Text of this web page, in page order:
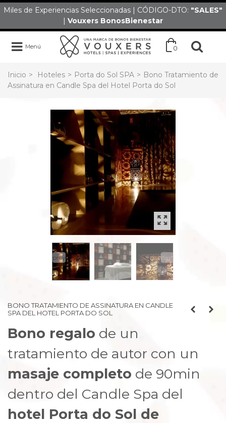
Miles de Experiencias Seleccionadas | CÓDIGO-DTO: "SALES"
| Vouxers BonosBienestar
Menú 0
Inicio > Hoteles > Porta do Sol SPA > Bono Tratamiento de
Assinatura en Candle Spa del Hotel Porta do Sol
prev next
BONO TRATAMIENTO DE ASSINATURA EN CANDLE
SPA DEL HOTEL PORTA DO SOL
Bono regalo de un
tratamiento de autor con un
masaje completo de 90min
dentro del Candle Spa del
hotel Porta do Sol de